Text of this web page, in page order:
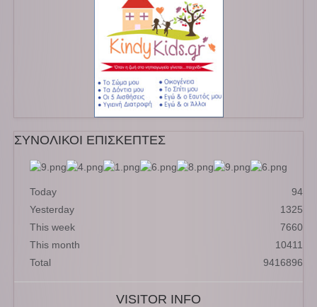
ΣΥΝΟΛΙΚΟΙ ΕΠΙΣΚΕΠΤΕΣ
Today
94
Yesterday
1325
This week
7660
This month
10411
Total
9416896
VISITOR INFO